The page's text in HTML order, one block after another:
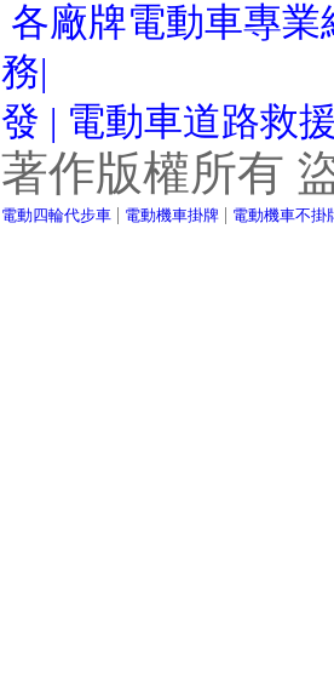
各廠牌電動車專
務|
發 | 電動車道路救
著作版權所有
電動四輪代步車 | 電動機車掛牌 | 電動機車不掛